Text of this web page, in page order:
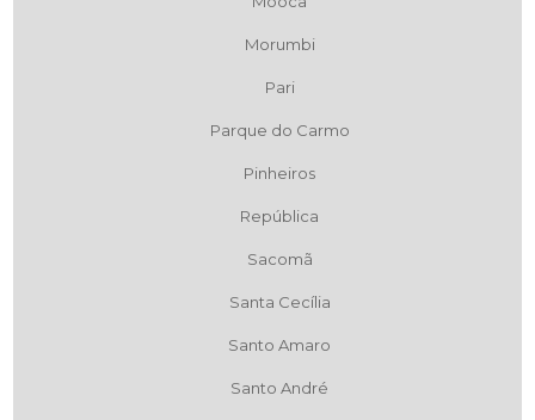
Morumbi
Pari
Parque do Carmo
Pinheiros
República
Sacomã
Santa Cecília
Santo Amaro
Santo André